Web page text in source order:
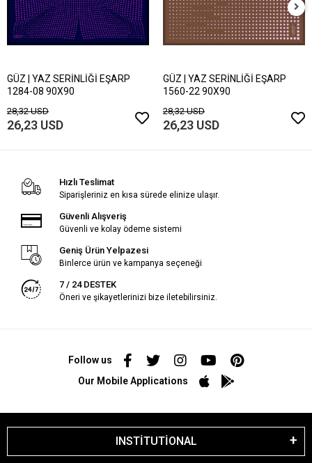
GÜZ | YAZ SERİNLİĞİ EŞARP
1284-08 90X90
28,32 USD
26,23 USD
GÜZ | YAZ SERİNLİĞİ EŞARP
1560-22 90X90
28,32 USD
26,23 USD
Hızlı Teslimat
Siparişleriniz en kısa sürede elinize ulaşır.
Güvenli Alışveriş
Güvenli ve kolay ödeme sistemi
Geniş Ürün Yelpazesi
Binlerce ürün ve kampanya seçeneği
7 / 24 DESTEK
Öneri ve şikayetlerinizi bize iletebilirsiniz.
Follow us
Our Mobile Applications
INSTİTUTİONAL